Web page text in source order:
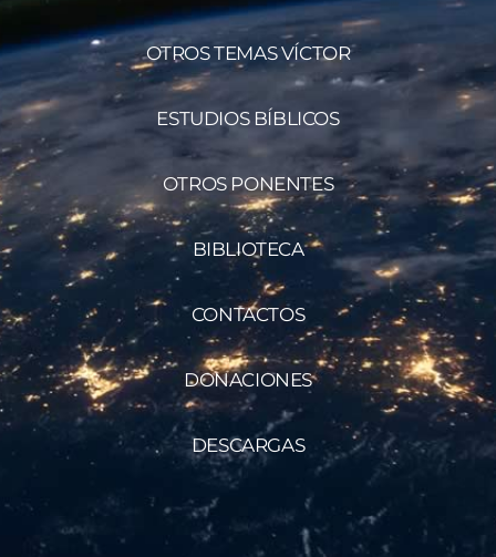
OTROS TEMAS VÍCTOR
ESTUDIOS BÍBLICOS
OTROS PONENTES
BIBLIOTECA
CONTACTOS
DONACIONES
DESCARGAS